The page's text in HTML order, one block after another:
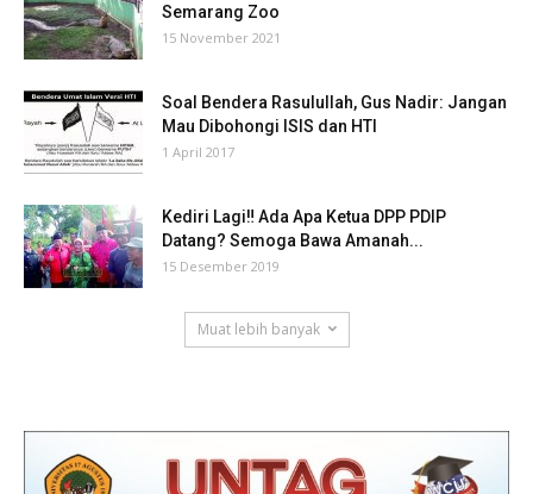
Semarang Zoo
15 November 2021
Soal Bendera Rasulullah, Gus Nadir: Jangan
Mau Dibohongi ISIS dan HTI
1 April 2017
Kediri Lagi‼ Ada Apa Ketua DPP PDIP
Datang? Semoga Bawa Amanah...
15 Desember 2019
Muat lebih banyak